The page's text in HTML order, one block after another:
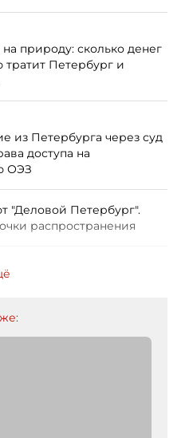
природу: сколько денег
тратит Петербург и
из Петербурга через суд
доступа на
ОЭЗ
"Деловой Петербург".
распространения